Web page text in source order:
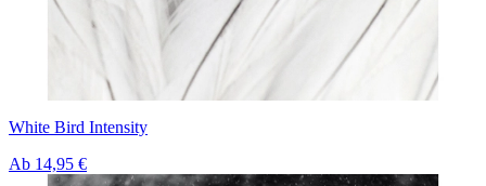
White Bird Intensity
Ab 14,95 €